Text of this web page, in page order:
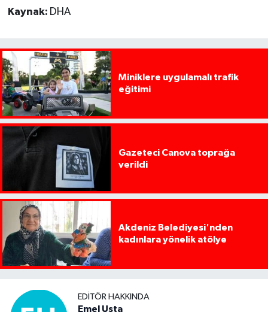
Kaynak: DHA
Miniklere uygulamalı trafik
eğitimi
Gazeteci Canova toprağa
verildi
Akdeniz Belediyesi'nden
kadınlara yönelik atölye
EDITÖR HAKKINDA
Emel Usta